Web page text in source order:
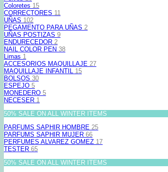
Coloretes 15
CORRECTORES 11
UÑAS 102
PEGAMENTO PARA UÑAS 2
UÑAS POSTIZAS 9
ENDURECEDOR 2
NAIL COLOR PEN 38
Limas 1
ACCESORIOS MAQUILLAJE 27
MAQUILLAJE INFANTIL 15
BOLSOS 30
ESPEJO 5
MONEDERO 5
NECESER 1
50% SALE ON ALL WINTER ITEMS
PARFUMS SAPHIR HOMBRE 25
PARFUMS SAPHIR MUJER 66
PERFUMES ALVAREZ GOMEZ 17
TESTER 65
50% SALE ON ALL WINTER ITEMS